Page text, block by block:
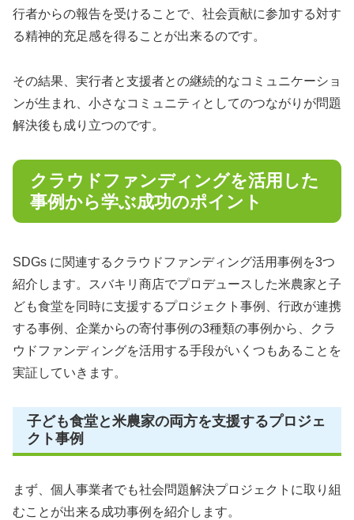
行者からの報告を受けることで、社会貢献に参加する対す
る精神的充足感を得ることが出来るのです。
その結果、実行者と支援者との継続的なコミュニケーショ
ンが生まれ、小さなコミュニティとしてのつながりが問題
解決後も成り立つのです。
クラウドファンディングを活用した
事例から学ぶ成功のポイント
SDGs に関連するクラウドファンディング活用事例を3つ
紹介します。スバキリ商店でプロデュースした米農家と子
ども食堂を同時に支援するプロジェクト事例、行政が連携
する事例、企業からの寄付事例の3種類の事例から、クラ
ウドファンディングを活用する手段がいくつもあることを
実証していきます。
子ども食堂と米農家の両方を支援するプロジェ
クト事例
まず、個人事業者でも社会問題解決プロジェクトに取り組
むことが出来る成功事例を紹介します。